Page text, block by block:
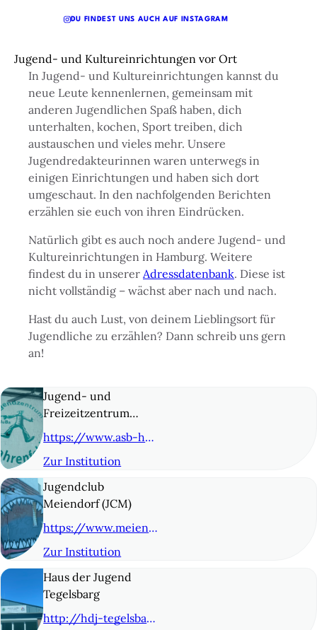
DU FINDEST UNS AUCH AUF INSTAGRAM
Jugend- und Kultureinrichtungen vor Ort
In Jugend- und Kultureinrichtungen kannst du
neue Leute kennenlernen, gemeinsam mit
anderen Jugendlichen Spaß haben, dich
unterhalten, kochen, Sport treiben, dich
austauschen und vieles mehr. Unsere
Jugendredakteurinnen waren unterwegs in
einigen Einrichtungen und haben sich dort
umgeschaut. In den nachfolgenden Berichten
erzählen sie euch von ihren Eindrücken.
Natürlich gibt es auch noch andere Jugend- und
Kultureinrichtungen in Hamburg. Weitere
findest du in unserer Adressdatenbank. Diese ist
nicht vollständig – wächst aber nach und nach.
Hast du auch Lust, von deinem Lieblingsort für
Jugendliche zu erzählen? Dann schreib uns gern
an!
© 2
Jugend- und
Freizeitzentrum
Bahrenfeld (JuBa)
https://www.asb-hamburg.de/unsere-angebote/kinder-und-jugend/jugendeinrichtungen/jugend-und-freizeitzentrum-bahrenfeld-juba/
Zur Institution
© 3
Jugendclub
Meiendorf (JCM)
https://www.meiendorf-oldenfelde.de/angebote/jugendclub
Zur Institution
Haus der Jugend
Tegelsbarg
http://hdj-tegelsbarg.de/